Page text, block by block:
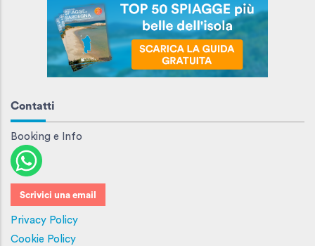
Contatti
Booking e Info
Scrivici una email
Privacy Policy
Cookie Policy